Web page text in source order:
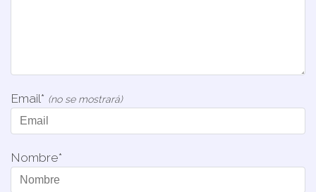
Email* (no se mostrará)
Nombre*